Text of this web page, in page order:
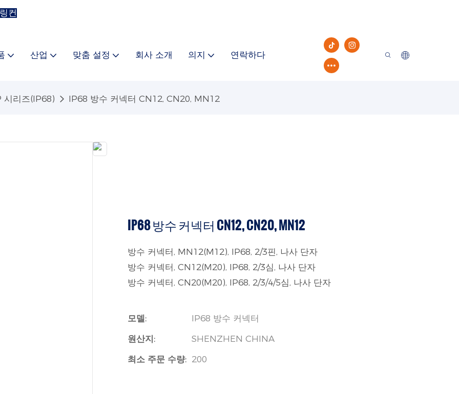
컨
산업 맞춤 설정 회사 소개 의지 연락하다
시리즈(IP68) IP68 방수 커넥터 CN12, CN20, MN12
IP68 방수 커넥터 CN12, CN20, MN12
방수 커넥터, MN12(M12), IP68, 2/3핀, 나사 단자
방수 커넥터, CN12(M20), IP68, 2/3심, 나사 단자
방수 커넥터, CN20(M20), IP68, 2/3/4/5심, 나사 단자
모델:
IP68 방수 커넥터
원산지:
SHENZHEN CHINA
최소 주문 수량: 200